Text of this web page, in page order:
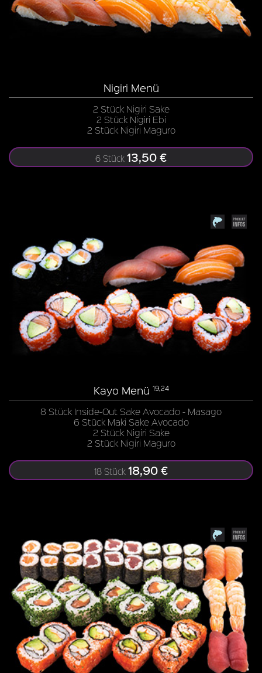
Nigiri Menü
2 Stück Nigiri Sake
2 Stück Nigiri Ebi
2 Stück Nigiri Maguro
6 Stück 13,50 €
Kayo Menü 19,24
8 Stück Inside-Out Sake Avocado - Masago
6 Stück Maki Sake Avocado
2 Stück Nigiri Sake
2 Stück Nigiri Maguro
18 Stück 18,90 €